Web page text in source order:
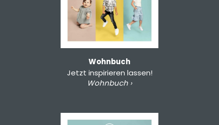
Wohnbuch
Jetzt inspirieren lassen!
Wohnbuch ›